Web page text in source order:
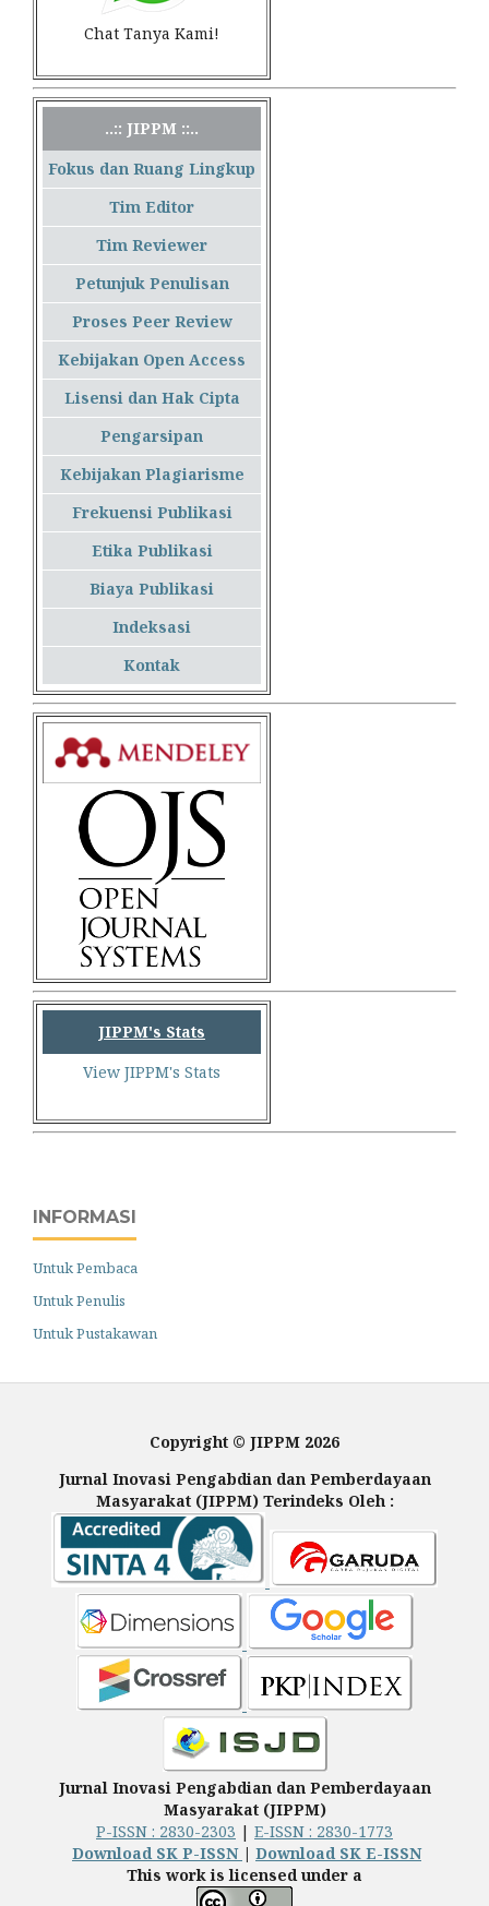
Chat Tanya Kami!
..:: JIPPM ::..
Fokus dan Ruang Lingkup
Tim Editor
Tim Reviewer
Petunjuk Penulisan
Proses Peer Review
Kebijakan Open Access
Lisensi dan Hak Cipta
Pengarsipan
Kebijakan Plagiarisme
Frekuensi Publikasi
Etika Publikasi
Biaya Publikasi
Indeksasi
Kontak
JIPPM's Stats
View JIPPM's Stats
INFORMASI
Untuk Pembaca
Untuk Penulis
Untuk Pustakawan
Copyright © JIPPM 2026
Jurnal Inovasi Pengabdian dan Pemberdayaan
Masyarakat (JIPPM) Terindeks Oleh :
Jurnal Inovasi Pengabdian dan Pemberdayaan
Masyarakat (JIPPM)
P-ISSN : 2830-2303 | E-ISSN : 2830-1773
Download SK P-ISSN | Download SK E-ISSN
This work is licensed under a